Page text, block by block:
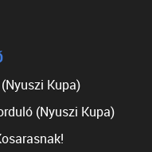
Kupa)
(Nyuszi Kupa)